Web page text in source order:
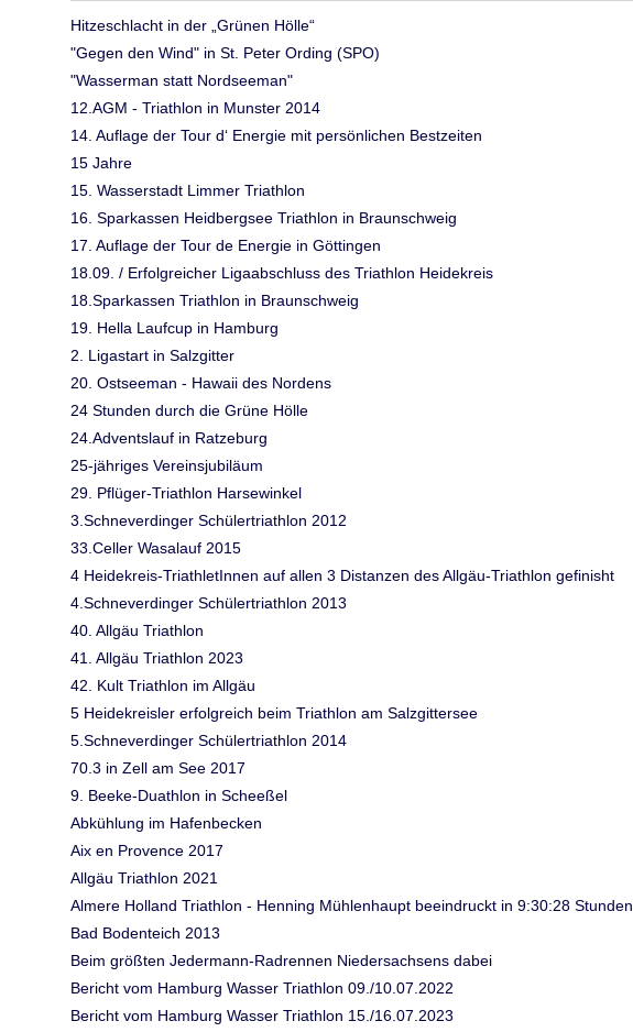
Hitzeschlacht in der „Grünen Hölle“
"Gegen den Wind" in St. Peter Ording (SPO)
"Wasserman statt Nordseeman"
12.AGM - Triathlon in Munster 2014
14. Auflage der Tour d‘ Energie mit persönlichen Bestzeiten
15 Jahre
15. Wasserstadt Limmer Triathlon
16. Sparkassen Heidbergsee Triathlon in Braunschweig
17. Auflage der Tour de Energie in Göttingen
18.09. / Erfolgreicher Ligaabschluss des Triathlon Heidekreis
18.Sparkassen Triathlon in Braunschweig
19. Hella Laufcup in Hamburg
2. Ligastart in Salzgitter
20. Ostseeman - Hawaii des Nordens
24 Stunden durch die Grüne Hölle
24.Adventslauf in Ratzeburg
25-jähriges Vereinsjubiläum
29. Pflüger-Triathlon Harsewinkel
3.Schneverdinger Schülertriathlon 2012
33.Celler Wasalauf 2015
4 Heidekreis-TriathletInnen auf allen 3 Distanzen des Allgäu-Triathlon gefinisht
4.Schneverdinger Schülertriathlon 2013
40. Allgäu Triathlon
41. Allgäu Triathlon 2023
42. Kult Triathlon im Allgäu
5 Heidekreisler erfolgreich beim Triathlon am Salzgittersee
5.Schneverdinger Schülertriathlon 2014
70.3 in Zell am See 2017
9. Beeke-Duathlon in Scheeßel
Abkühlung im Hafenbecken
Aix en Provence 2017
Allgäu Triathlon 2021
Almere Holland Triathlon - Henning Mühlenhaupt beeindruckt in 9:30:28 Stunden
Bad Bodenteich 2013
Beim größten Jedermann-Radrennen Niedersachsens dabei
Bericht vom Hamburg Wasser Triathlon 09./10.07.2022
Bericht vom Hamburg Wasser Triathlon 15./16.07.2023